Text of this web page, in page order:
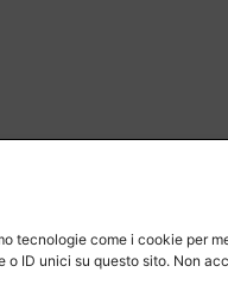
tecnologie come i cookie per
ID unici su questo sito. Non